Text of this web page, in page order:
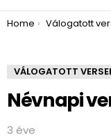
You are here:
Home Válogatott
VÁLOGATOTT
Névnapi
3 éve